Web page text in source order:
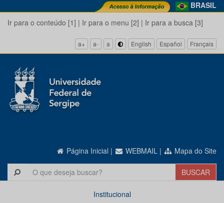
BRASIL
Ir para o conteúdo [1] | Ir para o menu [2] | Ir para a busca [3]
a+ a- a English Español Français
Página Inicial | WEBMAIL | Mapa do Site
Institucional